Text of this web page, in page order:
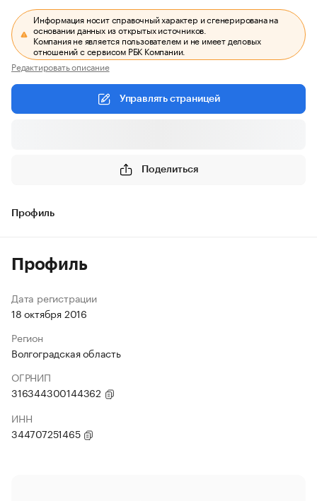
Информация носит справочный характер и сгенерирована на
основании данных из открытых источников.
Компания не является пользователем и не имеет деловых
отношений с сервисом РБК Компании.
Редактировать описание
Управлять страницей
Поделиться
Профиль
Профиль
Дата регистрации
18 октября 2016
Регион
Волгоградская область
ОГРНИП
316344300144362
ИНН
344707251465